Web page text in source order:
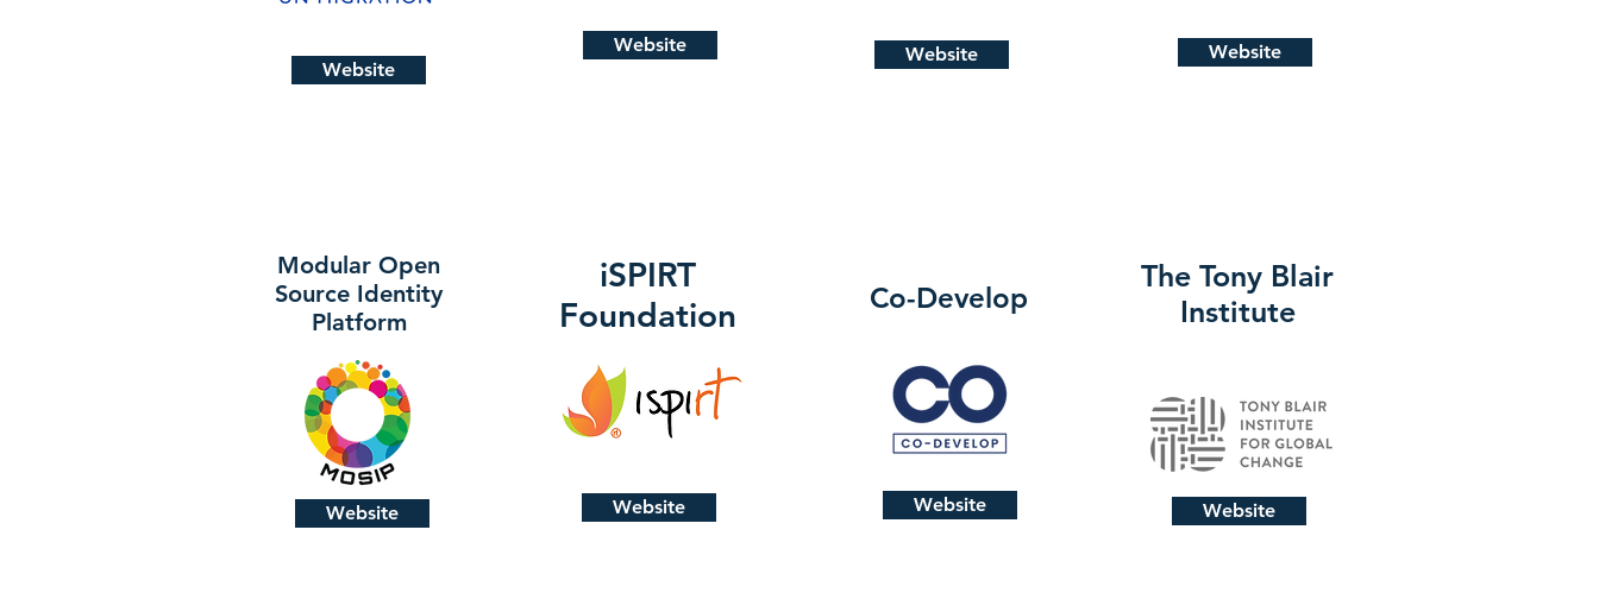
Website
Website Website Website
Modular Open
Source Identity
Platform
Website
iSPIRT
Foundation
Website
Co-Develop
Website
The Tony Blair
Institute
Website